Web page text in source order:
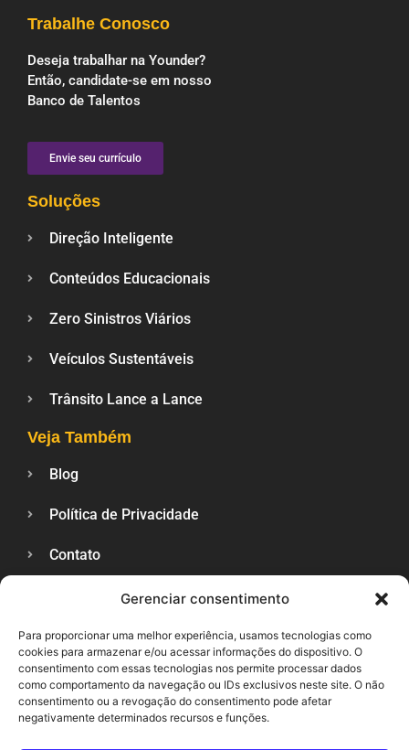
Gerenciar consentimento
Para proporcionar uma melhor experiência, usamos tecnologias como
cookies para armazenar e/ou acessar informações do dispositivo. O
consentimento com essas tecnologias nos permite processar dados
como comportamento da navegação ou IDs exclusivos neste site. O não
consentimento ou a revogação do consentimento pode afetar
negativamente determinados recursos e funções.
Trabalhe Conosco
Deseja trabalhar na Younder?
Então, candidate-se em nosso
Banco de Talentos
Envie seu currículo
Soluções
Direção Inteligente
Conteúdos Educacionais
Zero Sinistros Viários
Veículos Sustentáveis
Trânsito Lance a Lance
Veja Também
Blog
Política de Privacidade
Contato
SUPORTE